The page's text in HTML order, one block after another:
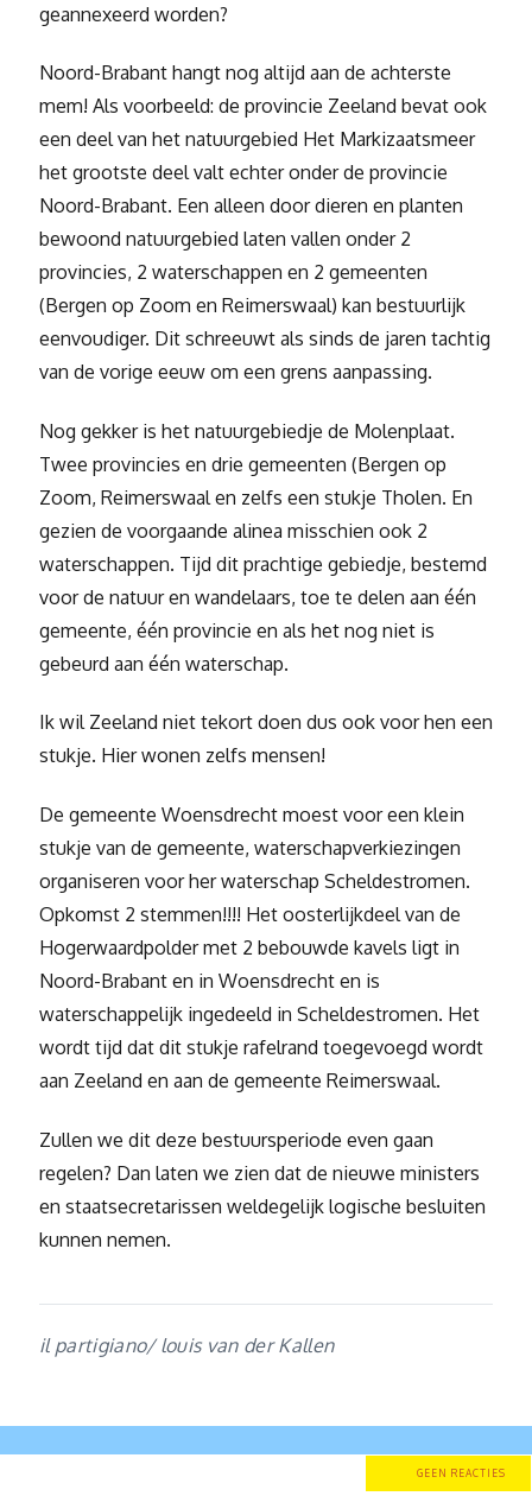
geannexeerd worden?
Noord-Brabant hangt nog altijd aan de achterste
mem! Als voorbeeld: de provincie Zeeland bevat ook
een deel van het natuurgebied Het Markizaatsmeer
het grootste deel valt echter onder de provincie
Noord-Brabant. Een alleen door dieren en planten
bewoond natuurgebied laten vallen onder 2
provincies, 2 waterschappen en 2 gemeenten
(Bergen op Zoom en Reimerswaal) kan bestuurlijk
eenvoudiger. Dit schreeuwt als sinds de jaren tachtig
van de vorige eeuw om een grens aanpassing.
Nog gekker is het natuurgebiedje de Molenplaat.
Twee provincies en drie gemeenten (Bergen op
Zoom, Reimerswaal en zelfs een stukje Tholen. En
gezien de voorgaande alinea misschien ook 2
waterschappen. Tijd dit prachtige gebiedje, bestemd
voor de natuur en wandelaars, toe te delen aan één
gemeente, één provincie en als het nog niet is
gebeurd aan één waterschap.
Ik wil Zeeland niet tekort doen dus ook voor hen een
stukje. Hier wonen zelfs mensen!
De gemeente Woensdrecht moest voor een klein
stukje van de gemeente, waterschapverkiezingen
organiseren voor her waterschap Scheldestromen.
Opkomst 2 stemmen!!!! Het oosterlijkdeel van de
Hogerwaardpolder met 2 bebouwde kavels ligt in
Noord-Brabant en in Woensdrecht en is
waterschappelijk ingedeeld in Scheldestromen. Het
wordt tijd dat dit stukje rafelrand toegevoegd wordt
aan Zeeland en aan de gemeente Reimerswaal.
Zullen we dit deze bestuursperiode even gaan
regelen? Dan laten we zien dat de nieuwe ministers
en staatsecretarissen weldegelijk logische besluiten
kunnen nemen.
il partigiano/ louis van der Kallen
GEEN REACTIES